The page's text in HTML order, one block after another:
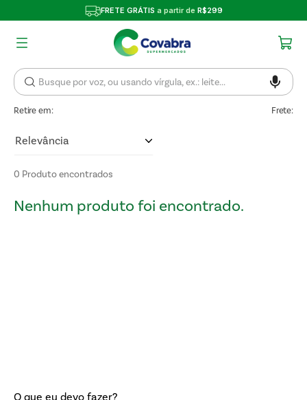
FRETE GRÁTIS a partir de R$299
Retire em: Frete:
Relevância
0 Produto
O que eu devo fazer?